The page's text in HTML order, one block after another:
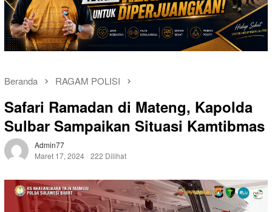
Beranda RAGAM POLISI
Safari Ramadan di Mateng, Kapolda
Sulbar Sampaikan Situasi Kamtibmas
Admin77
Maret 17, 2024 222 Dilihat